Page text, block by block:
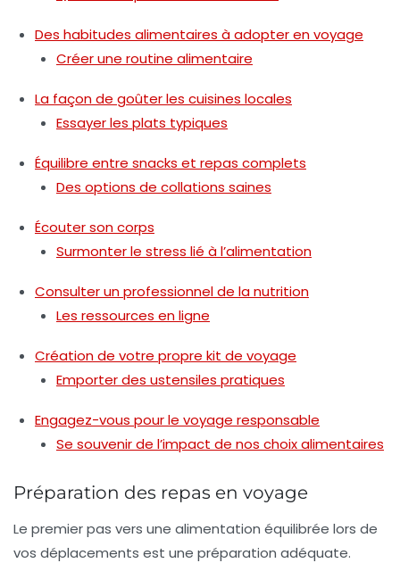
Des habitudes alimentaires à adopter en voyage
Créer une routine alimentaire
La façon de goûter les cuisines locales
Essayer les plats typiques
Équilibre entre snacks et repas complets
Des options de collations saines
Écouter son corps
Surmonter le stress lié à l’alimentation
Consulter un professionnel de la nutrition
Les ressources en ligne
Création de votre propre kit de voyage
Emporter des ustensiles pratiques
Engagez-vous pour le voyage responsable
Se souvenir de l’impact de nos choix alimentaires
Préparation des repas en voyage
Le premier pas vers une alimentation équilibrée lors de
vos déplacements est une préparation adéquate.